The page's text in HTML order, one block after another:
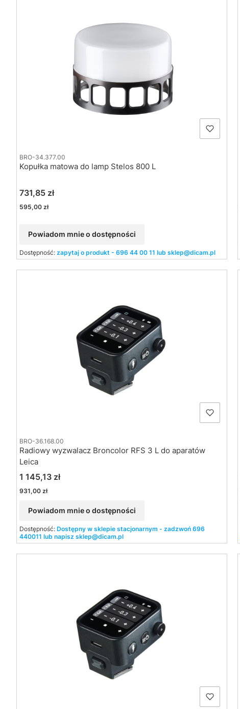
BRO-34.377.00
Kopułka matowa do lamp Stelos 800 L
Cena
731,85 zł
Cena
595,00 zł
Powiadom mnie o dostępności
Dostępność: zapytaj o produkt - 696 44 00 11 lub sklep@dicam.pl
BRO-36.168.00
Radiowy wyzwalacz Broncolor RFS 3 L do aparatów
Leica
Cena
1 145,13 zł
Cena
931,00 zł
Powiadom mnie o dostępności
Dostępność: Dostępny w sklepie stacjonarnym - zadzwoń 696
440011 lub napisz sklep@dicam.pl